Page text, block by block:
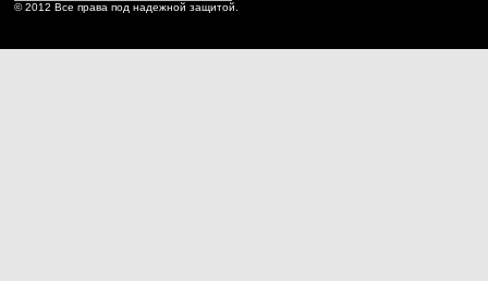
© 2012 Все права под надежной защитой.